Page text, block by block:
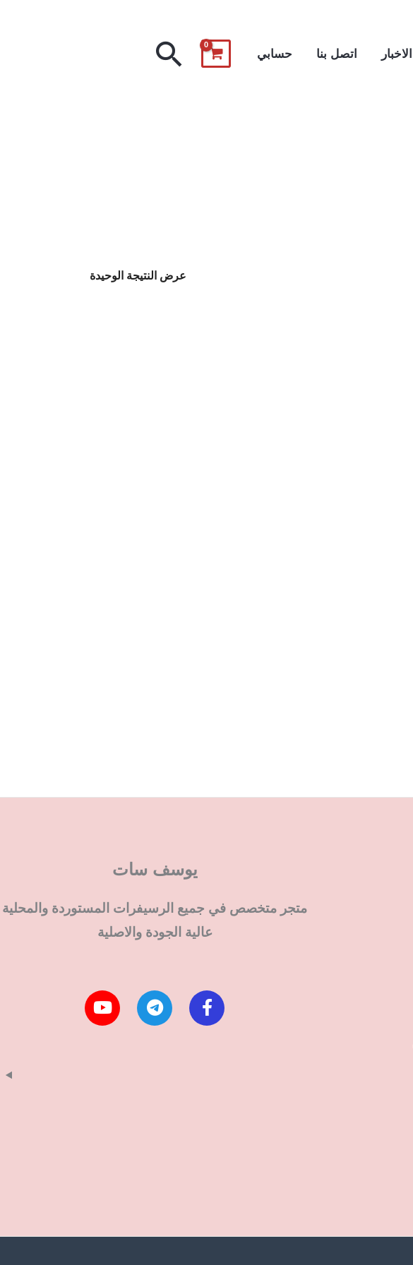
الاخبار اتصل بنا حسابي البحث
عرض النتيجة الوحيدة
يوسف سات
متجر متخصص في جميع الرسيفرات المستوردة والمحلية
عالية الجودة والاصلية